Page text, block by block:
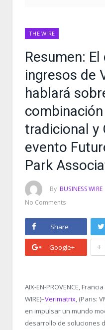
THE WIRE
Resumen:
ingresos de
hablará
tradicional y
evento
Park
By BUSINESS WIRE
No Comments
Share
Google+ +
AIX-EN-PROVENCE,
WIRE)–Verimatrix, (Paris:
en impulsar un mundo
desarrollo de soluciones